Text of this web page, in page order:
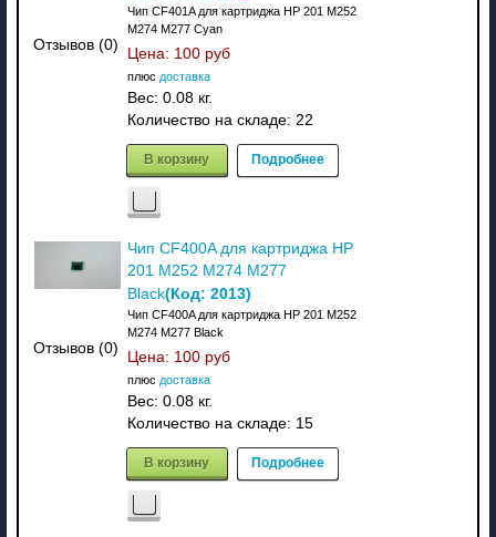
Отзывов (0)
Чип CF401A для картриджа HP 201 M252
M274 M277 Cyan
Цена: 100 руб
плюс доставка
Вес: 0.08 кг.
Количество на складе: 22
В корзину Подробнее
Отзывов (0)
Чип CF400A для картриджа HP
201 M252 M274 M277
Black(Код: 2013)
Чип CF400A для картриджа HP 201 M252
M274 M277 Black
Цена: 100 руб
плюс доставка
Вес: 0.08 кг.
Количество на складе: 15
В корзину Подробнее